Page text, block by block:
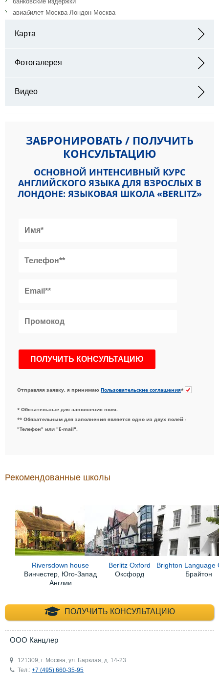
авиабилет Москва-Лондон-Москва
Карта
Фотогалерея
Видео
ЗАБРОНИРОВАТЬ / ПОЛУЧИТЬ
КОНСУЛЬТАЦИЮ
ОСНОВНОЙ ИНТЕНСИВНЫЙ КУРС
АНГЛИЙСКОГО ЯЗЫКА ДЛЯ ВЗРОСЛЫХ В
ЛОНДОНЕ: ЯЗЫКОВАЯ ШКОЛА «BERLITZ»
Отправляя заявку, я принимаю Пользовательские соглашения*
* Обязательные для заполнения поля.
** Обязательным для заполнения является одно из двух полей -
"Телефон" или "E-mail".
Рекомендованные школы
Riversdown house
Винчестер, Юго-Запад
Англии
Berlitz Oxford
Оксфорд
Brighton Language
Брайтон
ПОЛУЧИТЬ КОНСУЛЬТАЦИЮ
+7 (495) 660-35-
ООО Канцлер
121309, г. Москва, ул. Барклая, д. 14-23
Тел.: +7 (495) 660-35-95